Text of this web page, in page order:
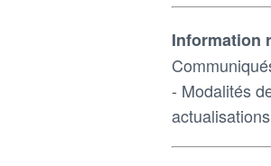
Information
- Modalités
actualisations